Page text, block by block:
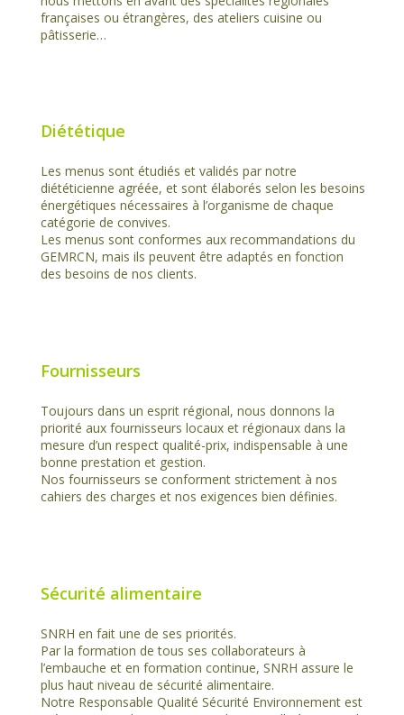
françaises ou étrangères, des ateliers cuisine ou
pâtisserie…
Diététique
Les menus sont étudiés et validés par notre
diététicienne agréée, et sont élaborés selon les besoins
énergétiques nécessaires à l’organisme de chaque
catégorie de convives.
Les menus sont conformes aux recommandations du
GEMRCN, mais ils peuvent être adaptés en fonction
des besoins de nos clients.
Fournisseurs
Toujours dans un esprit régional, nous donnons la
priorité aux fournisseurs locaux et régionaux dans la
mesure d’un respect qualité-prix, indispensable à une
bonne prestation et gestion.
Nos fournisseurs se conforment strictement à nos
cahiers des charges et nos exigences bien définies.
Sécurité alimentaire
SNRH en fait une de ses priorités.
Par la formation de tous ses collaborateurs à
l’embauche et en formation continue, SNRH assure le
plus haut niveau de sécurité alimentaire.
Notre Responsable Qualité Sécurité Environnement est